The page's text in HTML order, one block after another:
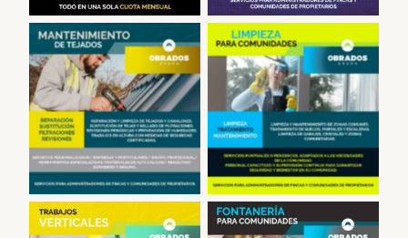
Reparación de Tejados
en Madrid
Limpieza en
Comunidades